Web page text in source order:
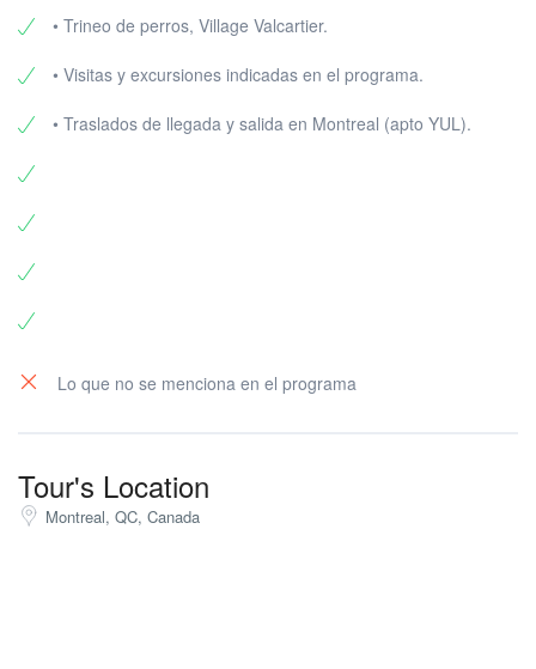
• Trineo de perros, Village Valcartier.
• Visitas y excursiones indicadas en el programa.
• Traslados de llegada y salida en Montreal (apto YUL).
Lo que no se menciona en el programa
Tour's Location
Montreal, QC, Canada